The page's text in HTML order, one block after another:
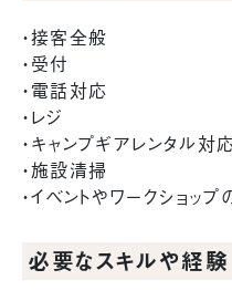
・接客全般
・受付
・電話対応
・レジ
・キャンプギアレンタル対
・施設清掃
・イベントやワークショッ
必要なスキルや経験